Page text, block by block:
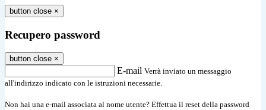
button close ×
Recupero password
button close ×
E-mail Verrà inviato un messaggio
all'indirizzo indicato con le istruzioni necessarie.
Non hai una e-mail associata al nome utente? Effettua il reset della password